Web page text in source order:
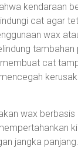
kendaraan
cat agar
wax
cat
wax berbasis
jangka